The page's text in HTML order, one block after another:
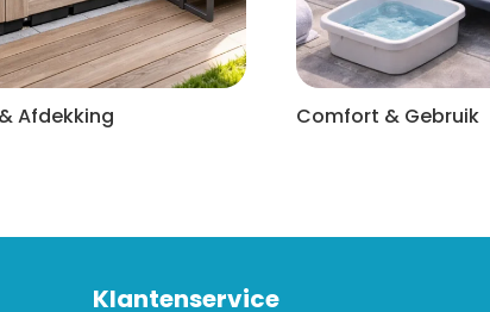
Afdekking Comfort & Gebruik
Klantenservice